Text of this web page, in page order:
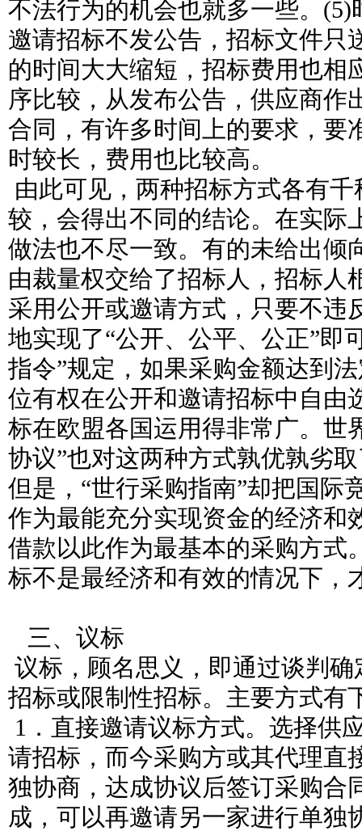
不法行为的机会也就多一些。
邀请招标不发公告，招标文件只
的时间大大缩短，招标费用也相
序比较，从发布公告，供应商作
合同，有许多时间上的要求，要
时较长，费用也比较高。
由此可见，两种招标方式各有
较，会得出不同的结论。在实际
做法也不尽一致。有的未给出倾
由裁量权交给了招标人，招标人
采用公开或邀请方式，只要不违
地实现了“公开、公平、公正”即
指令”规定，如果采购金额达到
位有权在公开和邀请招标中自由
标在欧盟各国运用得非常广。世
协议”也对这两种方式孰优孰劣
但是，“世行采购指南”却把国际
作为最能充分实现资金的经济和
借款以此作为最基本的采购方式
标不是最经济和有效的情况下，
三、议标
议标，顾名思义，即通过谈判
招标或限制性招标。主要方式有
1．直接邀请议标方式。选择供
请招标，而今采购方或其代理直
独协商，达成协议后签订采购合
成，可以再邀请另一家进行单独